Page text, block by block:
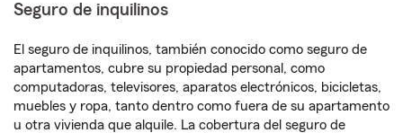
Seguro de inquilinos
El seguro de inquilinos, también conocido como seguro de
apartamentos, cubre su propiedad personal, como
computadoras, televisores, aparatos electrónicos, bicicletas,
muebles y ropa, tanto dentro como fuera de su apartamento
u otra vivienda que alquile. La cobertura del seguro de